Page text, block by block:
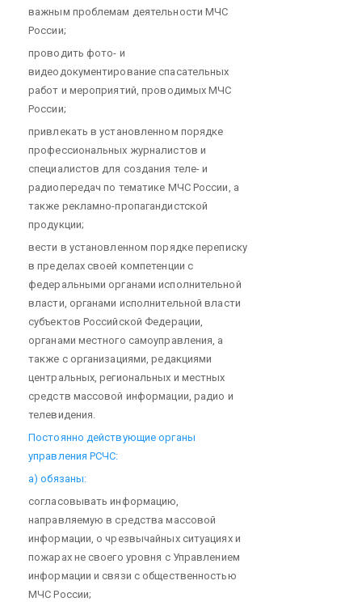
важным проблемам деятельности МЧС
России;
проводить фото- и
видеодокументирование спасательных
работ и мероприятий, проводимых МЧС
России;
привлекать в установленном порядке
профессиональных журналистов и
специалистов для создания теле- и
радиопередач по тематике МЧС России, а
также рекламно-пропагандистской
продукции;
вести в установленном порядке переписку
в пределах своей компетенции с
федеральными органами исполнительной
власти, органами исполнительной власти
субъектов Российской Федерации,
органами местного самоуправления, а
также с организациями, редакциями
центральных, региональных и местных
средств массовой информации, радио и
телевидения.
Постоянно действующие органы
управления РСЧС:
а) обязаны:
согласовывать информацию,
направляемую в средства массовой
информации, о чрезвычайных ситуациях и
пожарах не своего уровня с Управлением
информации и связи с общественностью
МЧС России;